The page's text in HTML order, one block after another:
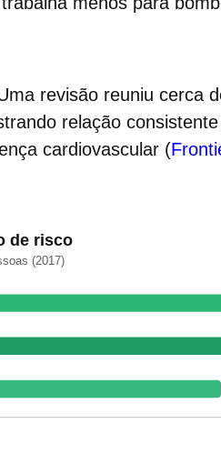
revisão reuniu cerca
relação
cardiovascular (
de risco
(2017)